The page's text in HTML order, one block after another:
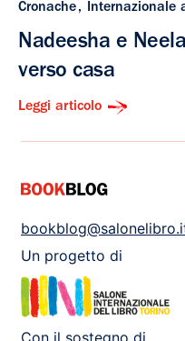
Cronache Internazionale
Nadeesha e
verso casa
Leggi articolo
Un progetto di